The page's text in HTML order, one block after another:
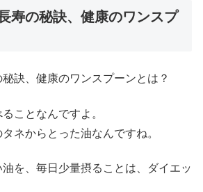
寿の秘訣、健康のワンスプ
訣、健康のワンスプーンとは？
ことなんですよ。
ネからとった油なんですね。
を、毎日少量摂ることは、ダイエッ